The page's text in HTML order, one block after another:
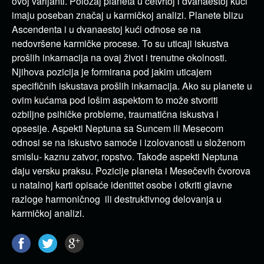
imaju poseban značaj u karmičkoj analizi. Planete blizu
Ascendenta i u dvanaestoj kući odnose se na
nedovršene karmičke procese. To su uticaji iskustva
prošlih inkarnacija na ovaj život i trenutne okolnosti.
Njihova pozicija je formirana pod jakim uticajem
specifičnih iskustava prošlih inkarnacija. Ako su planete u
ovim kućama pod lošim aspektom to može stvoriti
ozbiljne psihičke probleme, traumatična iskustva i
opsesije. Aspekti Neptuna sa Suncem ili Mesecom
odnosi se na iskustvo samoće i izolovanosti u složenom
smislu- kaznu zatvor, ropstvo. Takođe aspekti Neptuna
daju versku praksu. Pozicije planeta i Mesečevih čvorova
u natalnoj karti opisaće identitet osobe i otkriti glavne
razloge harmoničnog ili destruktivnog delovanja u
karmičkoj analizi.